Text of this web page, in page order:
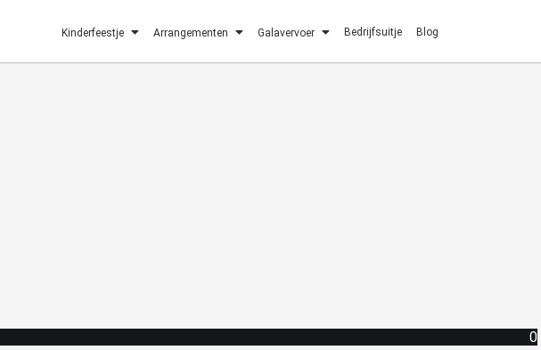
Kinderfeestje Arrangementen Galavervoer Bedrijfsuitje Blog
0